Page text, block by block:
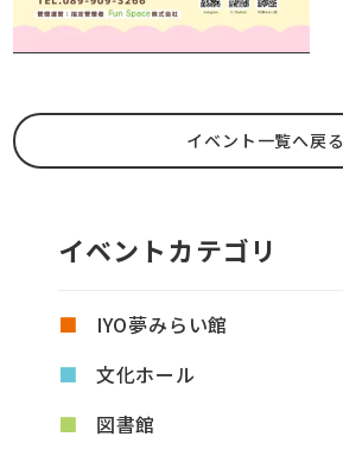
イベント一覧へ戻る
イベントカテゴリ
IYO夢みらい館
文化ホール
図書館